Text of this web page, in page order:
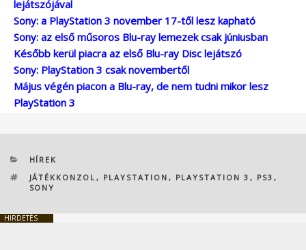
lejátszójával
Sony: a PlayStation 3 november 17-től lesz kapható
Sony: az első műsoros Blu-ray lemezek csak júniusban
Később kerül piacra az első Blu-ray Disc lejátszó
Sony: PlayStation 3 csak novembertől
Május végén piacon a Blu-ray, de nem tudni mikor lesz
PlayStation 3
KATEGÓRIÁK
HÍREK
CÍMKÉK
JÁTÉKKONZOL , PLAYSTATION , PLAYSTATION 3 , PS3 ,
SONY
HIRDETÉS